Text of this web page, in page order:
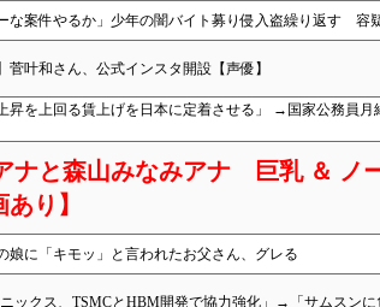
な案件やるか」少年の闇バイト募り侵入盗繰り返す 容
菅叶和さん、公式インスタ開設【声優】
昇を上回る賃上げを日本に定着させる」 →国家公務員月
ナと森山みなみアナ 巨乳 ＆ ノ
り】
娘に「キモッ」と言われたお父さん、グレる
ックス、TSMCとHBM開発で協力強化」→「サムスンに